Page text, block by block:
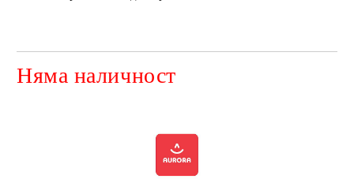
Няма наличност